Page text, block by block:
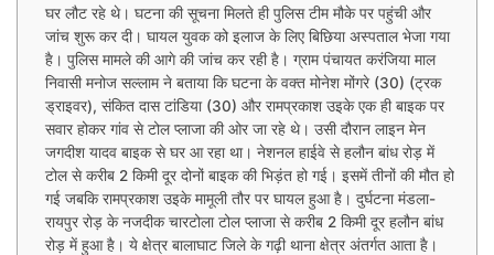
घर लौट रहे थे। घटना की सूचना मिलते ही पुलिस टीम मौके पर पहुंची और
जांच शुरू कर दी। घायल युवक को इलाज के लिए बिछिया अस्पताल भेजा गया
है। पुलिस मामले की आगे की जांच कर रही है। ग्राम पंचायत करंजिया माल
निवासी मनोज सल्लाम ने बताया कि घटना के वक्त मोनेश मोंगरे (30) (ट्रक
ड्राइवर), संकित दास टांडिया (30) और रामप्रकाश उइके एक ही बाइक पर
सवार होकर गांव से टोल प्लाजा की ओर जा रहे थे। उसी दौरान लाइन मेन
जगदीश यादव बाइक से घर आ रहा था। नेशनल हाईवे से हलौन बांध रोड़ में
टोल से करीब 2 किमी दूर दोनों बाइक की भिड़ंत हो गई। इसमें तीनों की मौत हो
गई जबकि रामप्रकाश उइके मामूली तौर पर घायल हुआ है। दुर्घटना मंडला-
रायपुर रोड़ के नजदीक चारटोला टोल प्लाजा से करीब 2 किमी दूर हलौन बांध
रोड़ में हुआ है। ये क्षेत्र बालाघाट जिले के गढ़ी थाना क्षेत्र अंतर्गत आता है।